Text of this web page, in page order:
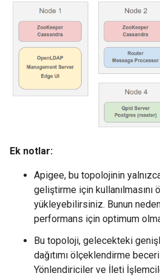
Ek notlar:
Apigee, bu topolojinin
geliştirme için kullanılmasını
yükleyebilirsiniz. Bunun
performans için optimum
Bu topoloji, gelecekteki
dağıtımı ölçeklendirme
Yönlendiriciler ve İleti